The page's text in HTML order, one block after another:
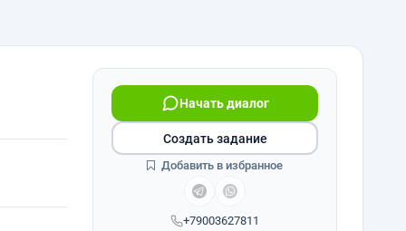
+79003627811
Начать диалог
Создать задание
Добавить в избранное